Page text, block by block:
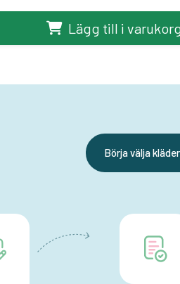
Lägg till i
Börja välja kläder